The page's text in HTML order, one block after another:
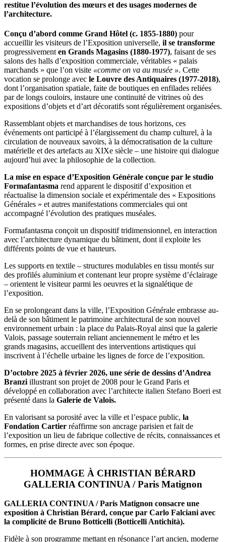
restitue l’évolution des mœurs et des usages modernes de
l’architecture.
Conçu d’abord comme Grand Hôtel (c. 1855-1880) pour
accueillir les visiteurs de l’Exposition universelle, il se transforme
progressivement en Grands Magasins (1880-1977), faisant de ses
salons des halls d’exposition commerciale, véritables « palais
marchands » que l’on visite «comme on va au musée ». Cette
vocation se prolonge avec le Louvre des Antiquaires (1977-2018),
dont l’organisation spatiale, faite de boutiques en enfilades reliées
par de longs couloirs, instaure une continuité de vitrines où des
expositions d’objets et d’art décoratifs sont régulièrement organisées.
Rassemblant objets et marchandises de tous horizons, ces
événements ont participé à l’élargissement du champ culturel, à la
circulation de nouveaux savoirs, à la démocratisation de la culture
matérielle et des artefacts au XIXe siècle – une histoire qui dialogue
aujourd’hui avec la philosophie de la collection.
La mise en espace d’Exposition Générale conçue par le studio
Formafantasma rend apparent le dispositif d’exposition et
réactualise la dimension sociale et expérimentale des « Expositions
Générales » et autres manifestations commerciales qui ont
accompagné l’évolution des pratiques muséales.
Formafantasma conçoit un dispositif tridimensionnel, en interaction
avec l’architecture dynamique du bâtiment, dont il exploite les
différents points de vue et hauteurs.
Les supports en textile – structures modulables en tissu montés sur
des profilés aluminium et contenant leur propre système d’éclairage
– orientent le visiteur parmi les oeuvres et la signalétique de
l’exposition.
En se prolongeant dans la ville, l’Exposition Générale embrasse au-
delà de son bâtiment le patrimoine architectural de son nouvel
environnement urbain : la place du Palais-Royal ainsi que la galerie
Valois, passage souterrain reliant anciennement le métro et les
grands magasins, accueillent des interventions artistiques qui
inscrivent à l’échelle urbaine les lignes de force de l’exposition.
D’octobre 2025 à février 2026, une série de dessins d’Andrea
Branzi illustrant son projet de 2008 pour le Grand Paris et
développé en collaboration avec l’architecte italien Stefano Boeri est
présenté dans la Galerie de Valois.
En valorisant sa porosité avec la ville et l’espace public, la
Fondation Cartier réaffirme son ancrage parisien et fait de
l’exposition un lieu de fabrique collective de récits, connaissances et
formes, en prise directe avec son époque.
HOMMAGE À CHRISTIAN BÉRARD
GALLERIA CONTINUA / Paris Matignon
GALLERIA CONTINUA / Paris Matignon consacre une
exposition à Christian Bérard, conçue par Carlo Falciani avec
la complicité de Bruno Botticelli (Botticelli Antichità).
Fidèle à son programme mettant en résonance l’art ancien, moderne